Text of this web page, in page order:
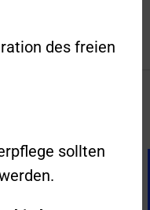
des freien
sollten